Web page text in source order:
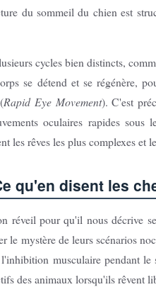
du sommeil du chien est
cycles bien distincts,
se détend et se régénère,
Rapid Eye Movement). C'est
oculaires rapides sous
les rêves les plus complexes et
qu'en disent les
réveil pour qu'il nous décrive
le mystère de leurs scénarios
musculaire pendant
des animaux lorsqu'ils rêvent